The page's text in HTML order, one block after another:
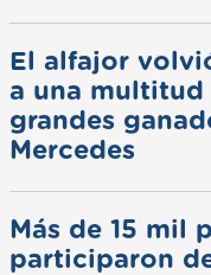
El alfajor
a una multitud
grandes
Mercedes
Más de 15 mil
participaron